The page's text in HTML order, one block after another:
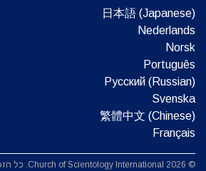
日本語 (Japanese)
Nederlands
Norsk
Português
Русский (Russian)
Svenska
繁體中文 (Chinese)
Français
© 2026 Church of Scientology International. כל הזכויות שמורות.